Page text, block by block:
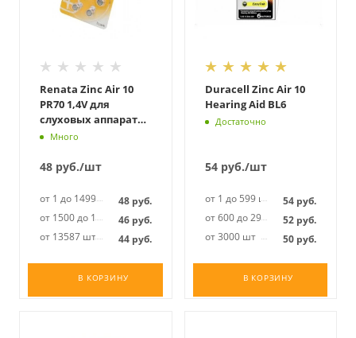
Renata Zinc Air 10
PR70 1,4V для
слуховых аппаратов
BL6Много
48 руб./шт
от 1 до 1499 шт 48руб.
от 1500 до 13586 шт
46руб.
от 13587 шт
44руб.
В КОРЗИНУ
Duracell Zinc Air 10
Hearing Aid BL6
Достаточно
54руб./шт
от 1 до 599 шт 54 руб.
от 600 до 2999 шт52 руб.
от 3000 шт
50 руб.
В КОРЗИНУ